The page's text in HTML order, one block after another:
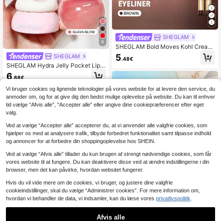
8
SHEGLAM
SHEGLAM Hydra Jelly Pocket Lip J
am-Guava Glow Lip Combo Mærke
makeup Ansigtsmaling Kosmetik Til
Kvinder Piger Perfekt Til Forår Som
mer Ideel Til Y2K Fancy Fashion Vel
egnet Til Fødselsdag Mors Dag Gav
e Rave Fest Klar Bedste Farve
6.88€
1andre sælgere
SHEGLAM
SHEGLAM Bold Moves Kohl Cream
Eyeliner Pencil-Brown Mærke Skøn
hed Makeup Ansigtsmaling Kosmeti
Sommer Ideel Til Y2K Fancy Fashio
n Velegnet Til Fødselsdag Mors Dag
Gave Rave Fest Klar Bedste Farve
5.48€
Vi bruger cookies og lignende teknologier på vores website for at levere den service, du
anmoder om, og for at give dig den bedst mulige oplevelse på website. Du kan til enhver
tid vælge “Afvis alle”, “Accepter alle” eller angive dine cookiepræferencer efter eget
valg.
Ved at vælge “Accepter alle” accepterer du, at vi anvender alle valgfrie cookies, som
hjælper os med at analysere trafik, tilbyde forbedret funktionalitet samt tilpasse indhold
og annoncer for at forbedre din shoppingoplevelse hos SHEIN.
Ved at vælge “Afvis alle” tillader du kun brugen af strengt nødvendige cookies, som får
vores website til at fungere. Du kan deaktivere disse ved at ændre indstillingerne i din
browser, men det kan påvirke, hvordan websitet fungerer.
Hvis du vil vide mere om de cookies, vi bruger, og justere dine valgfrie
cookieindstillinger, skal du vælge “Administrer cookies”. For mere information om,
hvordan vi behandler de data, vi indsamler, kan du læse vores privatlivspolitik
Afvis alle